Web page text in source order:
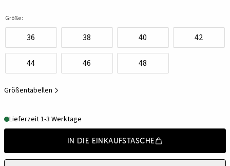
Größe:
36 38 40 42
44 46 48
Größentabellen
Lieferzeit 1-3 Werktage
In die Einkaufstasche